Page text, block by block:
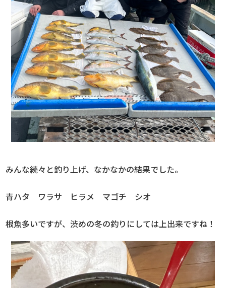
みんな続々と釣り上げ、なかなかの結果でした。
青ハタ ワラサ ヒラメ マゴチ シオ
根魚多いですが、渋めの冬の釣りにしては上出来ですね！